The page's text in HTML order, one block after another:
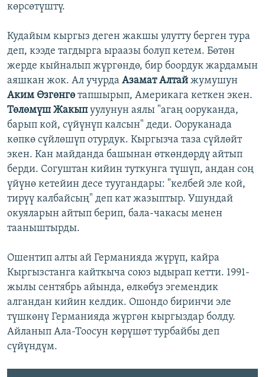
көрсөтүштү.
Кудайым кыргыз деген жакшы улутту берген тура
деп, кээде тагдырга ыраазы болуп кетем. Бөтөн
жерде кыйналып жүргөндө, бир боордук жардамын
аяшкан жок. Ал учурда Азамат Алтай жумушун
Аким Өзгөнгө тапшырып, Америкага кеткен экен.
Төлөмүш Жакыпуулунун аялы "агаң ооруканда,
барып кой, сүйүнүп калсын" деди. Ооруканада
көпкө сүйлөшүп отурдук. Кыргызча таза сүйлөйт
экен. Кан майданда башынан өткөндөрдү айтып
берди. Согуштан кийин туткунга түшүп, андан соң
үйүнө кетейин десе туугандары: "келбей эле кой,
тирүү калбайсың" деп кат жазыптыр. Ушундай
окуяларын айтып берип, бала-чакасы менен
тааныштырды.
Ошентип алты ай Германияда жүрүп, кайра
Кыргызстанга кайткыча союз ыдырап кетти. 1991-
жылы сентябрь айында, өлкөбүз эгемендик
алгандан кийин келдик. Ошондо биринчи эле
түшкөнү Германияда жүргөн кыргыздар болду.
Айланып Ала-Тоосун көрүшөт турбайбы деп
сүйүндүм.